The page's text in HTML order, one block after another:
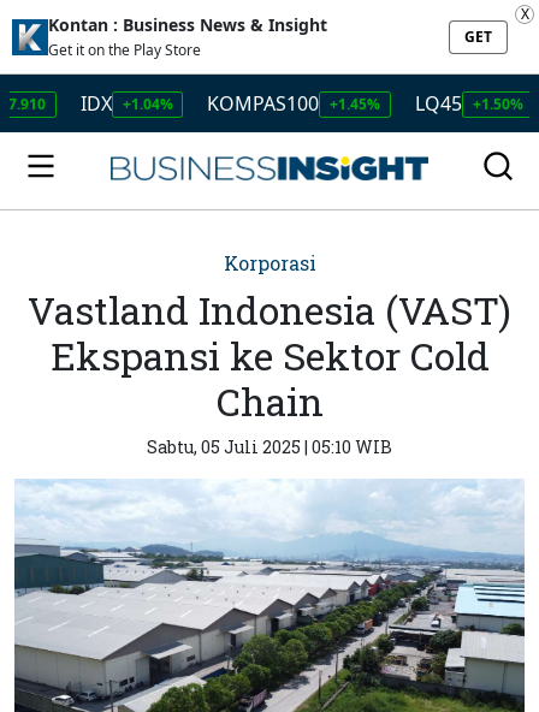
Kontan : Business News & Insight
Get it on the Play Store
GET
X
IDX +1.04% KOMPAS100 +1.45% LQ45 +1.50% ISSI
Korporasi
Vastland Indonesia (VAST)
Ekspansi ke Sektor Cold
Chain
Sabtu, 05 Juli 2025 | 05:10 WIB